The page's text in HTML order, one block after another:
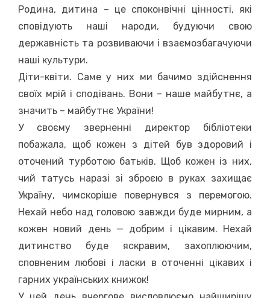
Родина, дитина – це споконвічні цінності, які
сповідують наші народи, будуючи свою
державність та розвиваючи і взаємозбагачуючи
наші культури.
Діти-квіти. Саме у них ми бачимо здійснення
своїх мрій і сподівань. Вони – наше майбутнє, а
значить – майбутнє України!
У своєму зверненні директор бібліотеки
побажала, щоб кожен з дітей був здоровий і
оточений турботою батьків. Щоб кожен із них,
чий татусь наразі зі зброєю в руках захищає
Україну, чимскоріше повернувся з перемогою.
Нехай небо над головою завжди буде мирним, а
кожен новий день — добрим і цікавим. Нехай
дитинство буде яскравим, захоплюючим,
сповненим любові і ласки в оточенні цікавих і
гарних українських книжок!